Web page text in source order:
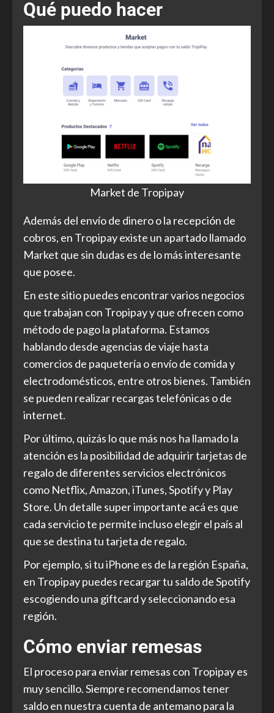
Qué puedo hacer
Market de Tropipay
Además del envío de dinero o la recepción de
cobros, en Tropipay existe un apartado llamado
Market que sin dudas es de lo más interesante
que posee.
En este sitio puedes encontrar varios negocios
que trabajan con Tropipay y que ofrecen como
método de pago la plataforma. Estamos
hablando desde agencias de viaje hasta
comercios de paquetería o envío de comida y
electrodomésticos, entre otros bienes. También
se pueden realizar recargas telefónicas o de
internet.
Por último, quizás lo que más nos ha llamado la
atención es la posibilidad de adquirir tarjetas de
regalo de diferentes servicios electrónicos
como Netflix, Amazon, iTunes, Spotify y Play
Store. Un detalle super importante acá es que
cada servicio te permite incluso elegir el país al
que se destina tu tarjeta de regalo.
Por ejemplo, si tu iPhone es de la región España,
en Tropipay puedes recargar tu saldo de Spotify
escogiendo una giftcard y seleccionando esa
región.
Cómo enviar remesas
El proceso para enviar remesas con Tropipay es
muy sencillo. Siempre recomendamos tener
saldo en nuestra cuenta de antemano para la